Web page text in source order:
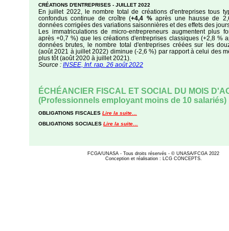
CRÉATIONS D'ENTREPRISES - JUILLET 2022
En juillet 2022, le nombre total de créations d'entreprises tous
confondus continue de croître (+4,4 %après une hausse de
données corrigées des variations saisonnières et des effets des
Les immatriculations de micro-entrepreneurs augmentent plus
après +0,7 %) que les créations d'entreprises classiques (+2,8 %
données brutes, le nombre total d'entreprises créées sur les
(août 2021 à juillet 2022) diminue (-2,6 %) par rapport à celui des
plus tôt (août 2020 à juillet 2021).
Source : INSEE, Inf. rap. 26 août 2022
ÉCHÉANCIER FISCAL ET SOCIAL DU MOIS
(Professionnels employant moins de 10 salariés)
OBLIGATIONS FISCALES Lire la suite…
OBLIGATIONS SOCIALES Lire la suite…
FCGA/UNASA - Tous droits réservés - © UNASA/FCGA 2022
Conception et réalisation : LCG CONCEPTS.